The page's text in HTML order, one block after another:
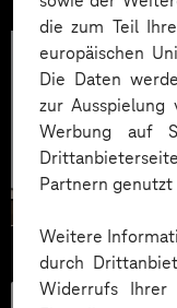
die zum Teil
europäischen
Die Daten
zur Ausspielung
Werbung auf
Partnern
Weitere
durch
Widerrufs
Künstliche